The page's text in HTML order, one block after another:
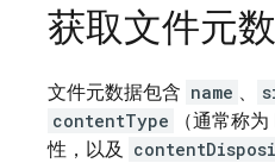
获取文件元
文件元数据包含 name 、
contentType
（通常称
性，以及